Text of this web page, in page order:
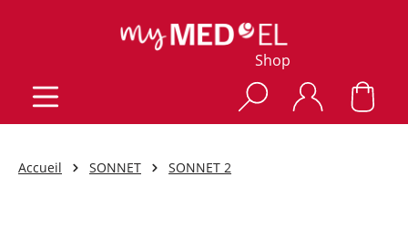
Shop
Accueil SONNET SONNET 2